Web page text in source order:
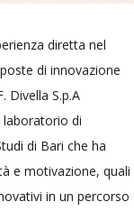
diretta nel
di innovazione
Divella S.p.A
laboratorio di
di Bari che ha
e motivazione, quali
in un percorso